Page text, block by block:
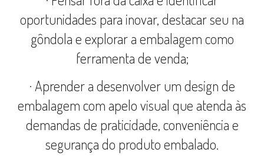
oportunidades para inovar, destacar seu na
gôndola e explorar a embalagem como
ferramenta de venda;
· Aprender a desenvolver um design de
embalagem com apelo visual que atenda às
demandas de praticidade, conveniência e
segurança do produto embalado.